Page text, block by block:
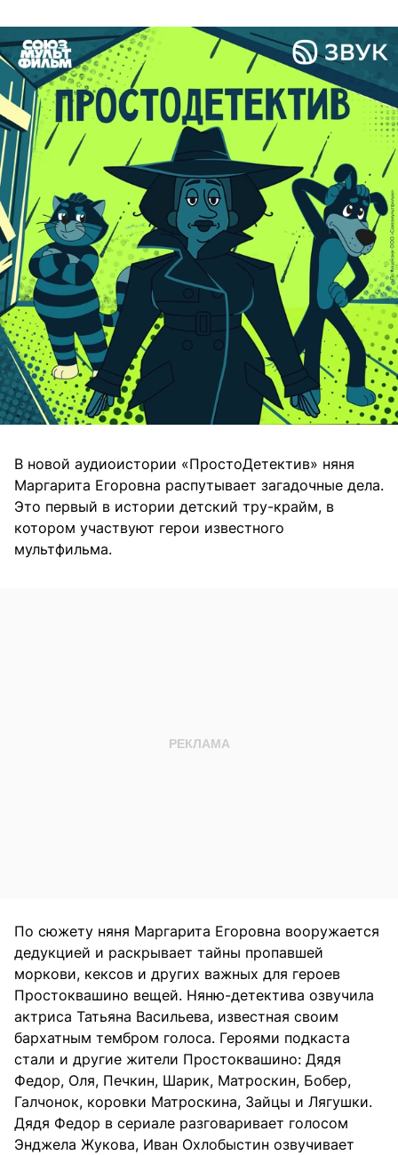
В новой аудиоистории «ПростоДетектив» няня
Маргарита Егоровна распутывает загадочные дела.
Это первый в истории детский тру-крайм, в
котором участвуют герои известного
мультфильма.
По сюжету няня Маргарита Егоровна вооружается
дедукцией и раскрывает тайны пропавшей
моркови, кексов и других важных для героев
Простоквашино вещей. Няню-детектива озвучила
актриса Татьяна Васильева, известная своим
бархатным тембром голоса. Героями подкаста
стали и другие жители Простоквашино: Дядя
Федор, Оля, Печкин, Шарик, Матроскин, Бобер,
Галчонок, коровки Матроскина, Зайцы и Лягушки.
Дядя Федор в сериале разговаривает голосом
Энджела Жукова, Иван Охлобыстин озвучивает